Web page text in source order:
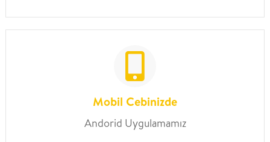
Mobil Cebinizde
Andorid Uygulamamız